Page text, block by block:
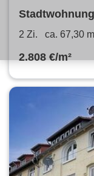
2 Zi. ca. 67,30
2.808 €/m²